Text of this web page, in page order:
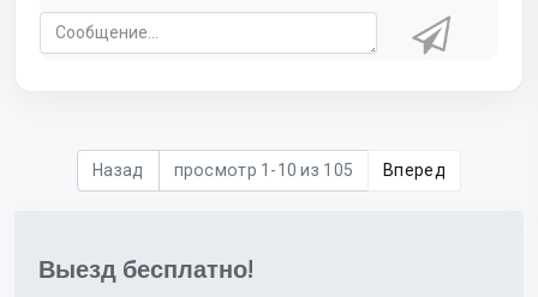
Назад просмотр 1-10 из 105 Вперед
Выезд бесплатно!